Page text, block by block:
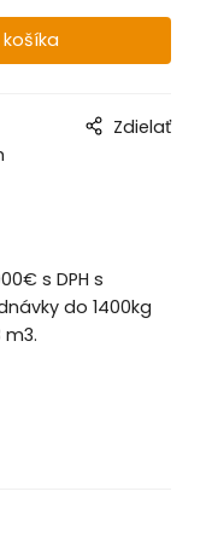
Zdielať
s DPH s
do 1400kg